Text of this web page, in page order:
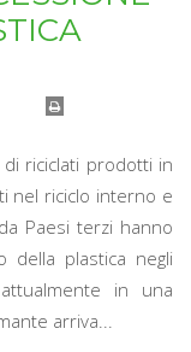
riciclati prodotti in
nel riciclo interno e
Paesi terzi hanno
della plastica negli
in una
arriva...